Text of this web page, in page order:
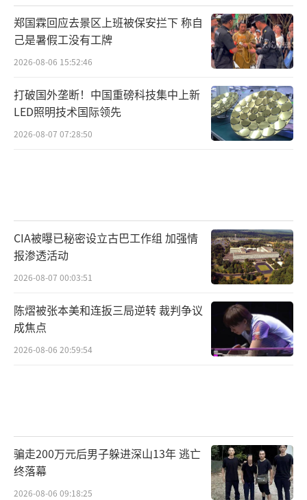
郑国霖回应去景区上班被保安拦下 称自
己是暑假工没有工牌
2026-08-06 15:52:46
打破国外垄断！中国重磅科技集中上新
LED照明技术国际领先
2026-08-07 07:28:50
CIA被曝已秘密设立古巴工作组 加强情
报渗透活动
2026-08-07 00:03:51
陈熠被张本美和连扳三局逆转 裁判争议
成焦点
2026-08-06 20:59:54
骗走200万元后男子躲进深山13年 逃亡
终落幕
2026-08-06 09:18:25